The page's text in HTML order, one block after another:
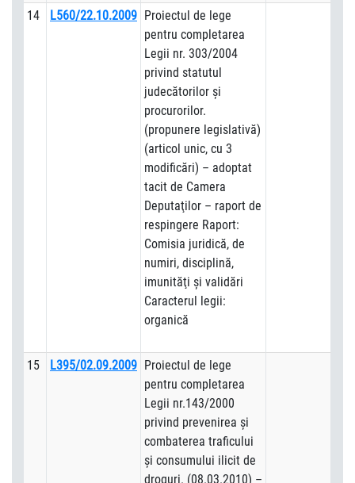
14 L560/22.10.2009 Proiectul de lege
pentru completarea
Legii nr. 303/2004
privind statutul
judecătorilor şi
procurorilor.
(propunere legislativă)
(articol unic, cu 3
modificări) – adoptat
tacit de Camera
Deputaţilor – raport de
respingere Raport:
Comisia juridică, de
numiri, disciplină,
imunităţi şi validări
Caracterul legii:
organică
15 L395/02.09.2009 Proiectul de lege
pentru completarea
Legii nr.143/2000
privind prevenirea şi
combaterea traficului
şi consumului ilicit de
droguri. (08.03.2010) –